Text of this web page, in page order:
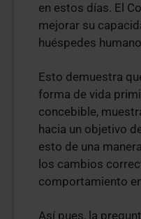
en estos días. El
mejorar su
huéspedes
Esto demuestra
forma de vida
concebible,
hacia un objetivo
esto de una
los cambios
comportamiento
Así pues, la